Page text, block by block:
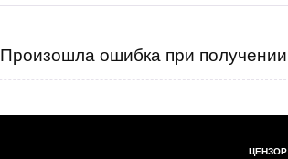
Произошла ошибка при